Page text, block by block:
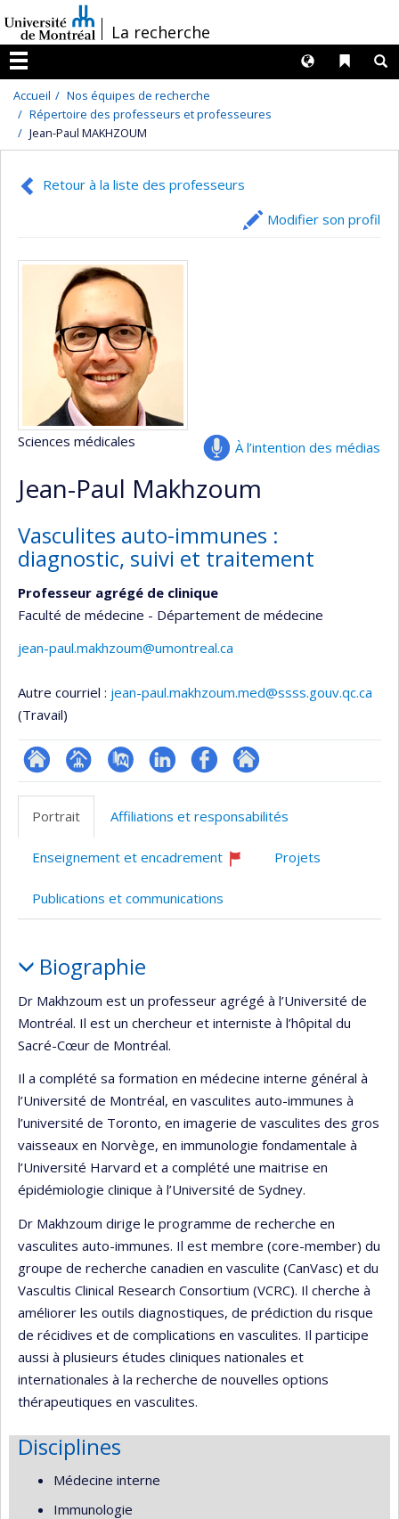
au
contenu
/La recherche
Menu
Liens
Langues
Accueil
Nos équipes de recherche
Répertoire des professeurs et professeures
Jean-Paul MAKHZOUM
Retour à la liste des professeurs
Modifier son profil
À l’intention des médias
Sciences médicales
Jean-Paul Makhzoum
Vasculites auto-immunes :
diagnostic, suivi et traitement
Professeur agrégé de clinique
Faculté de médecine - Département de médecine
jean-paul.makhzoum@umontreal.ca
Autre courriel : jean-paul.makhzoum.med@ssss.gouv.qc.ca
(Travail)
ResearchGate
Page
professionnelle
(faculté,département,école)
PubMedLinkedInProfil Autre
Portrait Affiliations et responsabilités
Enseignement et encadrement
Projets
Publications et communications
Biographie
Dr Makhzoum est un professeur agrégé à l’Université de
Montréal. Il est un chercheur et interniste à l’hôpital du
Sacré-Cœur de Montréal.
Il a complété sa formation en médecine interne général à
l’Université de Montréal, en vasculites auto-immunes à
l’université de Toronto, en imagerie de vasculites des gros
vaisseaux en Norvège, en immunologie fondamentale à
l’Université Harvard et a complété une maitrise en
épidémiologie clinique à l’Université de Sydney.
Dr Makhzoum dirige le programme de recherche en
vasculites auto-immunes. Il est membre (core-member) du
groupe de recherche canadien en vasculite (CanVasc) et du
Vascultis Clinical Research Consortium (VCRC). Il cherche à
améliorer les outils diagnostiques, de prédiction du risque
de récidives et de complications en vasculites. Il participe
aussi à plusieurs études cliniques nationales et
internationales à la recherche de nouvelles options
thérapeutiques en vasculites.
Disciplines
Médecine interne
Immunologie